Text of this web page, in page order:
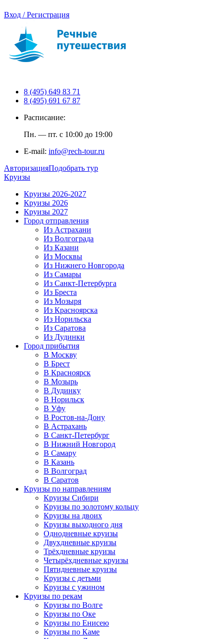
Вход / Регистрация
8 (495) 649 83 71
8 (495) 691 67 87
Расписание:
Пн. — пт. с 10:00 до 19:00
E-mail: info@rech-tour.ru
АвторизацияПодобрать тур
Круизы
Круизы 2026-2027
Круизы 2026
Круизы 2027
Город отправления
Из Астрахани
Из Волгограда
Из Казани
Из Москвы
Из Нижнего Новгорода
Из Самары
Из Санкт-Петербурга
Из Бреста
Из Мозыря
Из Красноярска
Из Норильска
Из Саратова
Из Дудинки
Город прибытия
В Москву
В Брест
В Красноярск
В Мозырь
В Дудинку
В Норильск
В Уфу
В Ростов-на-Дону
В Астрахань
В Санкт-Петербург
В Нижний Новгород
В Самару
В Казань
В Волгоград
В Саратов
Круизы по направлениям
Круизы Сибири
Круизы по золотому кольцу
Круизы на двоих
Круизы выходного дня
Однодневные круизы
Двухдневные круизы
Трёхдневные круизы
Четырёхдневные круизы
Пятидневные круизы
Круизы с детьми
Круизы с ужином
Круизы по рекам
Круизы по Волге
Круизы по Оке
Круизы по Енисею
Круизы по Каме